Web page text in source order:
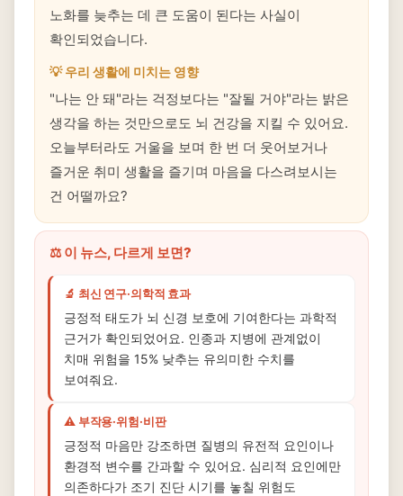
노화를 늦추는 데 큰 도움이 된다는 사실이
확인되었습니다.
💡 우리 생활에 미치는 영향
"나는 안 돼"라는 걱정보다는 "잘될 거야"라는 밝은
생각을 하는 것만으로도 뇌 건강을 지킬 수 있어요.
오늘부터라도 거울을 보며 한 번 더 웃어보거나
즐거운 취미 생활을 즐기며 마음을 다스려보시는
건 어떨까요?
⚖️ 이 뉴스, 다르게 보면?
🔬 최신 연구·의학적 효과
긍정적 태도가 뇌 신경 보호에 기여한다는 과학적
근거가 확인되었어요. 인종과 지병에 관계없이
치매 위험을 15% 낮추는 유의미한 수치를
보여줘요.
⚠️ 부작용·위험·비판
긍정적 마음만 강조하면 질병의 유전적 요인이나
환경적 변수를 간과할 수 있어요. 심리적 요인에만
의존하다가 조기 진단 시기를 놓칠 위험도